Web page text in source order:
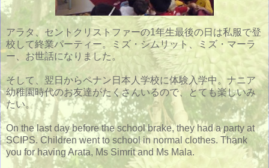
アラタ、セントクリストファーの1年生最後の日は私服で登
校して終業パーティー。ミズ・シムリット、ミズ・マーラ
ー、お世話になりました。
そして、翌日からペナン日本人学校に体験入学中。ナニア
幼稚園時代のお友達がたくさんいるので、とても楽しいみ
たい。
On the last day before the school brake, they had a party at
SCIPS. Children went to school in normal clothes. Thank
you for having Arata, Ms Simrit and Ms Mala.